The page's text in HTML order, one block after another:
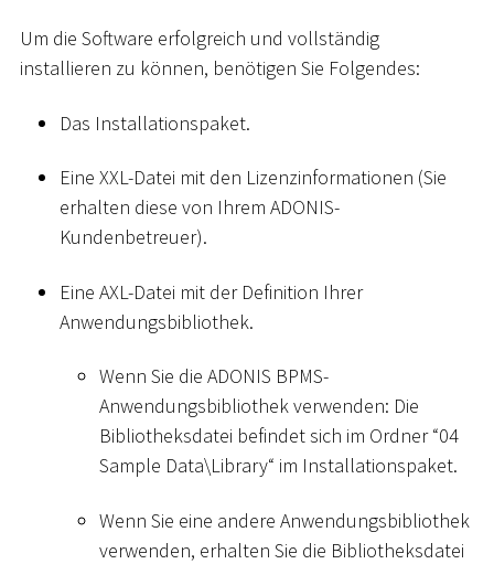
Um die Software erfolgreich und vollständig
installieren zu können, benötigen Sie Folgendes:
Das Installationspaket.
Eine XXL-Datei mit den Lizenzinformationen (Sie
erhalten diese von Ihrem ADONIS-
Kundenbetreuer).
Eine AXL-Datei mit der Definition Ihrer
Anwendungsbibliothek.
Wenn Sie die ADONIS BPMS-
Anwendungsbibliothek verwenden: Die
Bibliotheksdatei befindet sich im Ordner “04
Sample Data\Library“ im Installationspaket.
Wenn Sie eine andere Anwendungsbibliothek
verwenden, erhalten Sie die Bibliotheksdatei